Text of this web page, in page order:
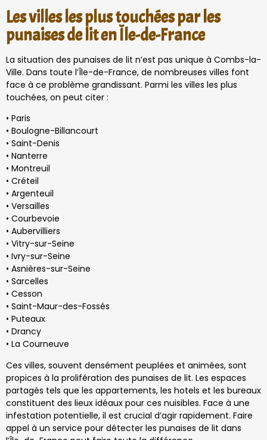
Les villes les plus touchées par les
punaises de lit en Île-de-France
La situation des punaises de lit n’est pas unique à Combs-la-
Ville. Dans toute l’Île-de-France, de nombreuses villes font
face à ce problème grandissant. Parmi les villes les plus
touchées, on peut citer :
• Paris
• Boulogne-Billancourt
• Saint-Denis
• Nanterre
• Montreuil
• Créteil
• Argenteuil
• Versailles
• Courbevoie
• Aubervilliers
• Vitry-sur-Seine
• Ivry-sur-Seine
• Asnières-sur-Seine
• Sarcelles
• Cesson
• Saint-Maur-des-Fossés
• Puteaux
• Drancy
• La Courneuve
Ces villes, souvent densément peuplées et animées, sont
propices à la prolifération des punaises de lit. Les espaces
partagés tels que les appartements, les hotels et les bureaux
constituent des lieux idéaux pour ces nuisibles. Face à une
infestation potentielle, il est crucial d’agir rapidement. Faire
appel à un service pour détecter les punaises de lit dans